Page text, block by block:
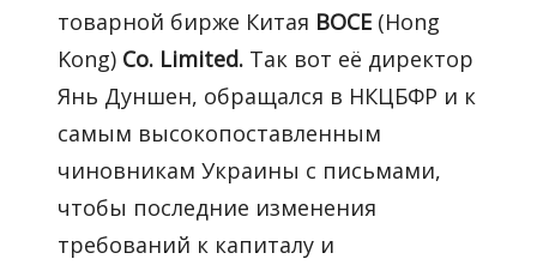
товарной бирже Китая BOCE (Hong
Kong) Co. Limited. Так вот её директор
Янь Дуншен, обращался в НКЦБФР и к
самым высокопоставленным
чиновникам Украины с письмами,
чтобы последние изменения
требований к капиталу и